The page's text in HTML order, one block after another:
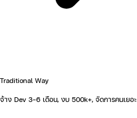
Traditional Way
จ้าง Dev 3-6 เดือน, งบ 500k+, จัดการคนเยอะ